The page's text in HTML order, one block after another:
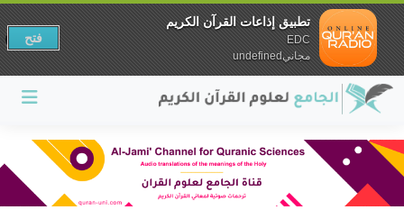
تطبيق إذاعات القرآن الكريم
EDC
مجانيundefined
فتح